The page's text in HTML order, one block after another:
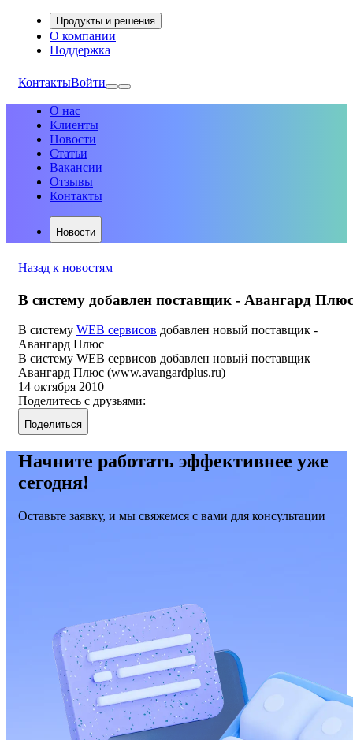
Продукты и решения
О компании
Поддержка
КонтактыВойти
О нас
Клиенты
Новости
Статьи
Вакансии
Отзывы
Контакты
Новости
Назад к новостям
В систему добавлен поставщик - Авангард Плюс
В систему WEB сервисов добавлен новый поставщик -
Авангард Плюс
В систему WEB сервисов добавлен новый поставщик
Авангард Плюс (www.avangardplus.ru)
14 октября 2010
Поделитесь с друзьями:
Поделиться
Начните работать эффективнее уже
сегодня!
Оставьте заявку, и мы свяжемся с вами для консультации